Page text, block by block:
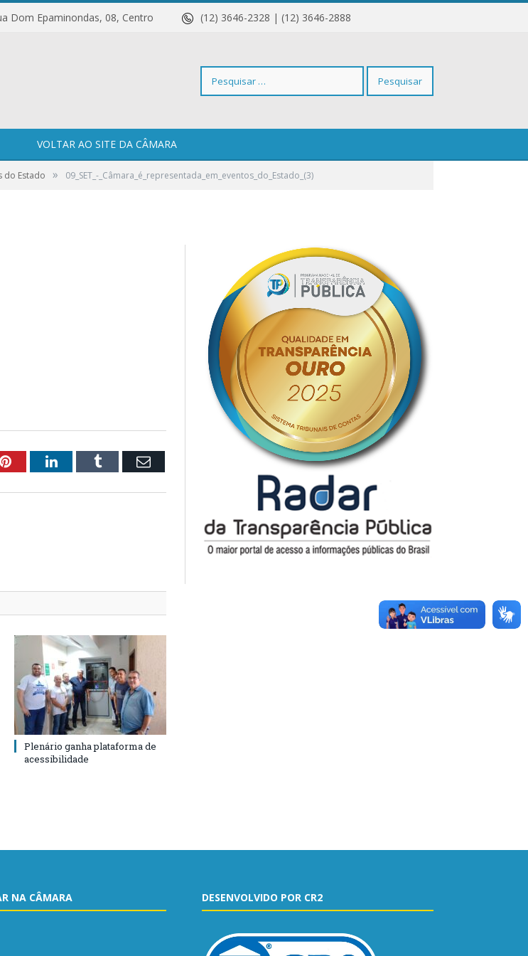
Dom Epaminondas, 08, Centro (12) 3646-2328 | (12) 3646-2888
Pesquisar
por:
VOLTAR AO SITE DA CÂMARA
do Estado » 09_SET_-_Câmara_é_representada_em_eventos_do_Estado_(3)
PinterestLinkedInTumblr Email
Plenário ganha plataforma de
acessibilidade
NA CÂMARA DESENVOLVIDO POR CR2